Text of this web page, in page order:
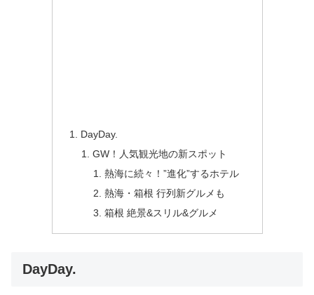
DayDay.
GW！人気観光地の新スポット
熱海に続々！”進化”するホテル
熱海・箱根 行列新グルメも
箱根 絶景&スリル&グルメ
DayDay.